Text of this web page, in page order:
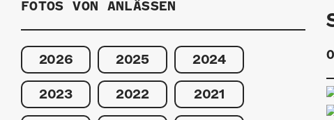
FOTOS VON ANLÄSSEN
2026 2025 2024
2023 2022 2021